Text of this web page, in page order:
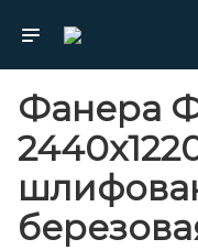
Фанера